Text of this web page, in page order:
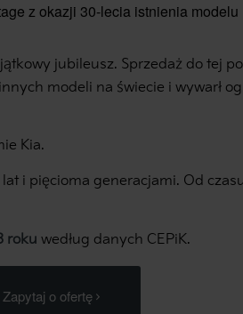
z okazji 30-lecia istnienia modelu
jubileusz. Sprzedaż do tej
modeli na świecie i wywarł
Kia.
i pięcioma generacjami. Od
roku według danych CEPiK.
Zapytaj o ofertę